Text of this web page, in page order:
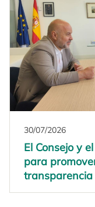
30/07/2026
El Consejo y
para
transparencia